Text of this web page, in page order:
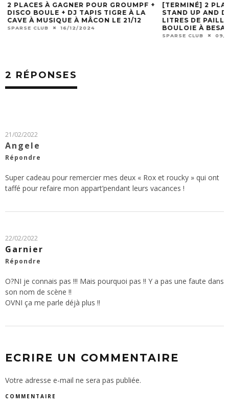
2 PLACES À GAGNER POUR GROUMPF +
DISCO BOULE + DJ TAPIS TIGRE À LA
CAVE À MUSIQUE À MÂCON LE 21/12
SPARSE CLUB 16/12/2024
[TERMINÉ] 2
STAND UP AND
LITRES DE
BOULOIE À
SPARSE CLUB 09/
2 RÉPONSES
21/02/2022
Angele
Répondre
Super cadeau pour remercier mes deux « Rox et roucky » qui ont
taffé pour refaire mon appart’pendant leurs vacances !
22/02/2022
Garnier
Répondre
O?NI je connais pas !!! Mais pourquoi pas !! Y a pas une faute dans
son nom de scène !!
OVNI ça me parle déjà plus !!
ECRIRE UN COMMENTAIRE
Votre adresse e-mail ne sera pas publiée.
COMMENTAIRE